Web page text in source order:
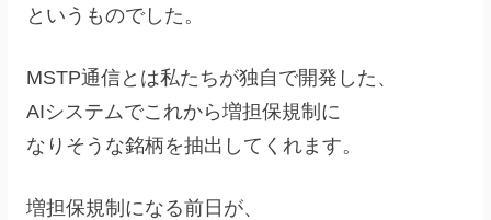
というものでした。
MSTP通信とは私たちが独自で開発した、
AIシステムでこれから増担保規制に
なりそうな銘柄を抽出してくれます。
増担保規制になる前日が、